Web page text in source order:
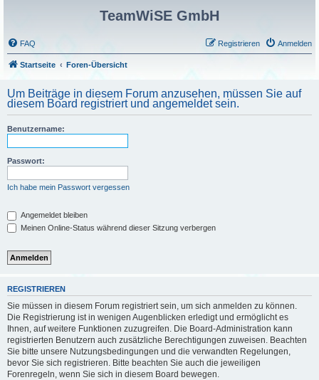
TeamWiSE GmbH
FAQ Anmelden
Registrieren
Startseite Foren-Übersicht
Um Beiträge in diesem Forum anzusehen, müssen Sie auf
diesem Board registriert und angemeldet sein.
Benutzername:
Passwort:
Ich habe mein Passwort vergessen
Angemeldet bleiben
Meinen Online-Status während dieser Sitzung verbergen
REGISTRIEREN
Sie müssen in diesem Forum registriert sein, um sich anmelden zu können.
Die Registrierung ist in wenigen Augenblicken erledigt und ermöglicht es
Ihnen, auf weitere Funktionen zuzugreifen. Die Board-Administration kann
registrierten Benutzern auch zusätzliche Berechtigungen zuweisen. Beachten
Sie bitte unsere Nutzungsbedingungen und die verwandten Regelungen,
bevor Sie sich registrieren. Bitte beachten Sie auch die jeweiligen
Forenregeln, wenn Sie sich in diesem Board bewegen.